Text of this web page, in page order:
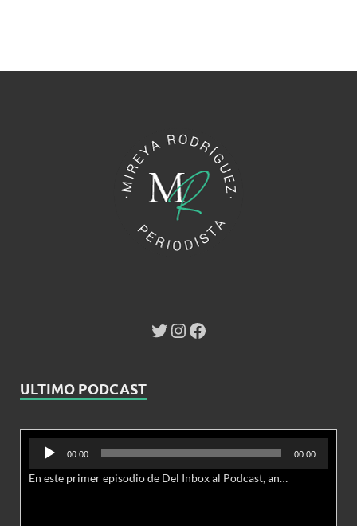
ULTIMO PODCAST
Reproductor
audio
00:00 00:00
En este primer episodio de Del Inbox al Podcast, analizamos junto al abogado Jonathan Brown las nuevas conductas delictivas cibernéticas y la necesidad de hacer modificaciones al Código Penal.